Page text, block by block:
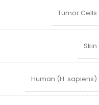
Tumor Cells
Skin
Human (H. sapiens)